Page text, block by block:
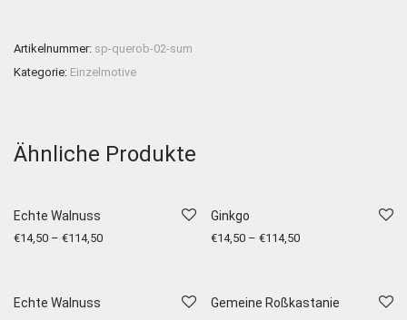
Artikelnummer: sp-querob-02-sum
Kategorie: Einzelmotive
Ähnliche Produkte
Echte Walnuss
€14,50 – €114,50
Ginkgo
€14,50 – €114,50
Echte Walnuss Gemeine Roßkastanie